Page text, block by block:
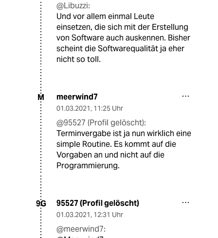
@Libuzzi:
Und vor allem einmal Leute
einsetzen, die sich mit der Erstellung
von Software auch auskennen. Bisher
scheint die Softwarequalität ja eher
nicht so toll.
M meerwind7
01.03.2021, 11:25 Uhr
@95527 (Profil gelöscht):
Terminvergabe ist ja nun wirklich eine
simple Routine. Es kommt auf die
Vorgaben an und nicht auf die
Programmierung.
9G 95527 (Profil gelöscht)
01.03.2021, 12:31 Uhr
@meerwind7: